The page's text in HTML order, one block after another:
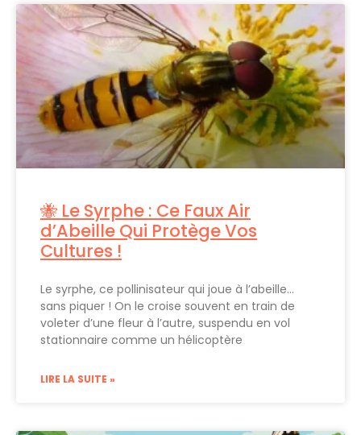
🐝 Le Syrphe : Ce Faux Air
d’Abeille Qui Protège Vos
Cultures !
Le syrphe, ce pollinisateur qui joue à l’abeille…
sans piquer ! On le croise souvent en train de
voleter d’une fleur à l’autre, suspendu en vol
stationnaire comme un hélicoptère
LIRE LA SUITE »